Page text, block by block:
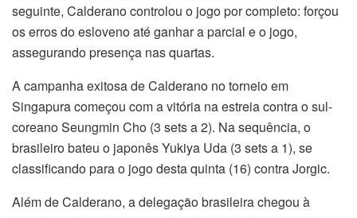
seguinte, Calderano controlou o jogo por completo: forçou
os erros do esloveno até ganhar a parcial e o jogo,
assegurando presença nas quartas.
A campanha exitosa de Calderano no torneio em
Singapura começou com a vitória na estreia contra o sul-
coreano Seungmin Cho (3 sets a 2). Na sequência, o
brasileiro bateu o japonês Yukiya Uda (3 sets a 1), se
classificando para o jogo desta quinta (16) contra Jorgic.
Além de Calderano, a delegação brasileira chegou à